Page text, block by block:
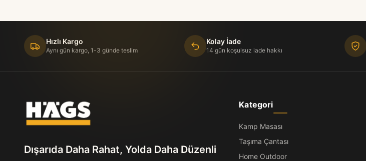
Hızlı Kargo
Aynı gün kargo, 1-3 günde teslim
Kolay İade
14 gün koşulsuz iade hakkı
Dışarıda Daha Rahat, Yolda Daha Düzenli
Kategori
Kamp Masası
Taşıma Çantası
Home Outdoor